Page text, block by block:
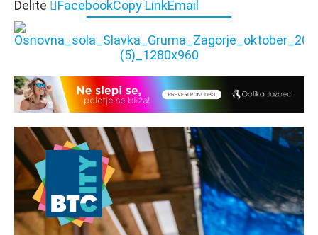
Delite FacebookCopy LinkEmail